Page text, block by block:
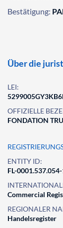
Bestätigung:
Über die
LEI:
OFFIZIELLE
FONDATION
ENTITY ID:
FL-
Commercial
REGIONALER
Handelsregister